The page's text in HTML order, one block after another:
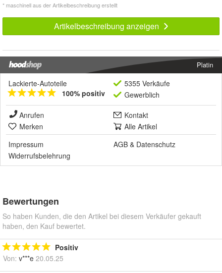
* maschinell aus der Artikelbeschreibung erstellt
Artikelbeschreibung anzeigen
Platin
Lackierte-Autoteile
100% positiv
5355 Verkäufe
Gewerblich
Anrufen
Kontakt
Merken
Alle Artikel
Impressum
AGB & Datenschutz
Widerrufsbelehrung
Bewertungen
So haben Kunden, die den Artikel bei diesem Verkäufer gekauft
haben, den Kauf bewertet.
Positiv
Von: v***e 20.05.25